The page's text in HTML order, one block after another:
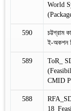
World
590
চট্টগ্রাম
ই-অকশন
589
ToR_
CMID
588